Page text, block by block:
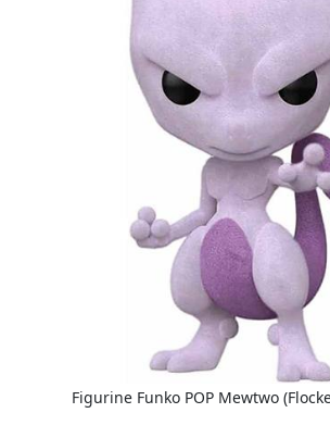
Figurine Funko POP Mewtwo